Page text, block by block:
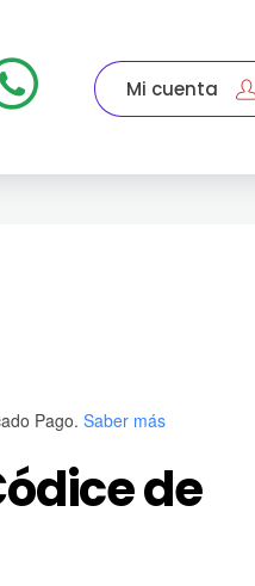
Mi cuenta
de
Pago. Saber más